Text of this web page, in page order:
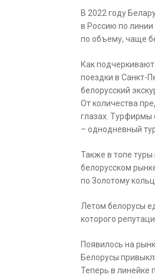
В 2022 году
в Россию по линии
по объему, чаще
Как
поездки в Санкт-
белорусский
От количества
глазах. Турфирмы
– однодневный
Также в топе
белорусском
по Золотому
Летом белорусы
которого
Появилось на
Белорусы
Теперь в линейке